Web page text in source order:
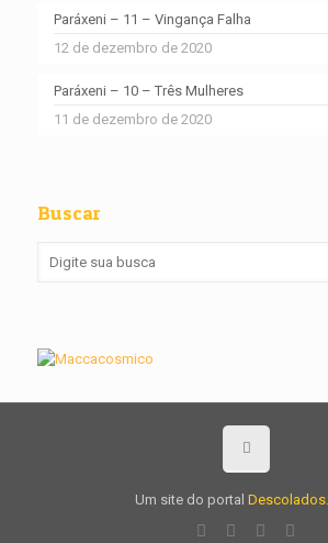
Paráxeni – 11 – Vingança Falha
12 de dezembro de 2020
Paráxeni – 10 – Três Mulheres
11 de dezembro de 2020
Buscar
Um site do portal